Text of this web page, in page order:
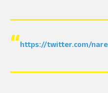
https://twitter.com/